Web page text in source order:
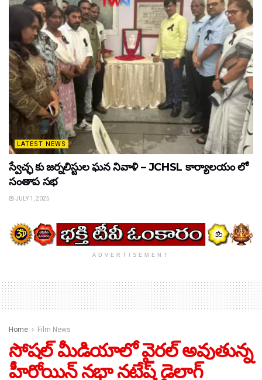
LATEST NEWS
స్వేచ్ఛ కు జర్నలిస్టుల ఘన నివాళి – JCHSL కార్యాలయం లో
సంతాప సభ
JULY 1, 2025
ADVERTISEMENT
Home Film News
సోషల్ మీడియాలో వైరల్ అవుతున్న
హీరోయిన్ నభా నటేష్ డైలాగ్